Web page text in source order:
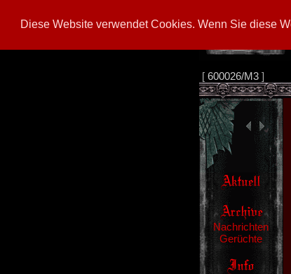
Diese Website verwendet Cookies. Wenn Sie diese
[ 600026/M3]
Nachrichten
Gerüchte